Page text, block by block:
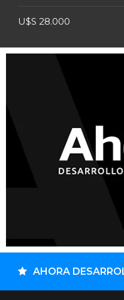
U$S 28.000
AHORA